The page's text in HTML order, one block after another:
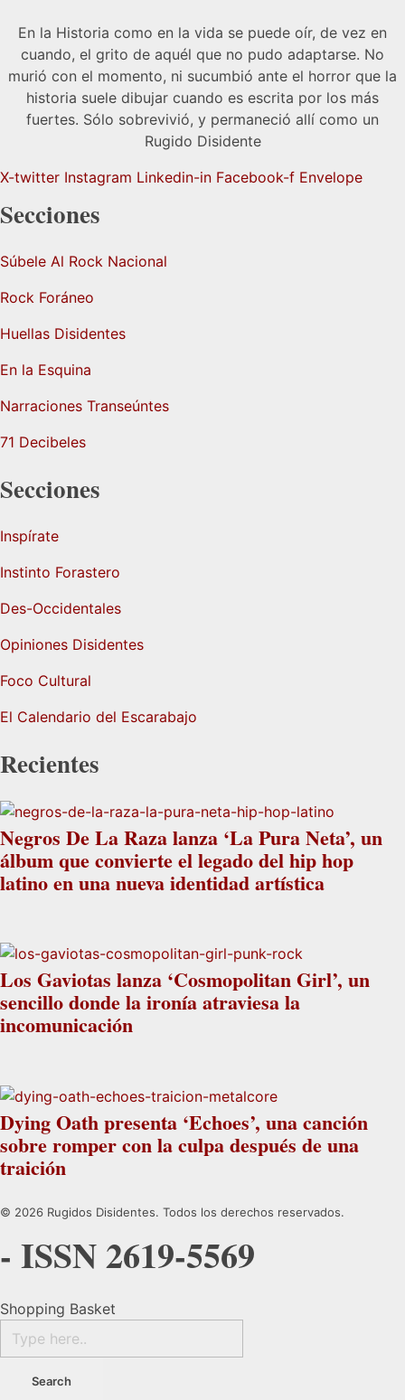
En la Historia como en la vida se puede oír, de vez en
cuando, el grito de aquél que no pudo adaptarse. No
murió con el momento, ni sucumbió ante el horror que la
historia suele dibujar cuando es escrita por los más
fuertes. Sólo sobrevivió, y permaneció allí como un
Rugido Disidente
X-twitter Instagram Linkedin-in Facebook-f Envelope
Secciones
Súbele Al Rock Nacional
Rock Foráneo
Huellas Disidentes
En la Esquina
Narraciones Transeúntes
71 Decibeles
Secciones
Inspírate
Instinto Forastero
Des-Occidentales
Opiniones Disidentes
Foco Cultural
El Calendario del Escarabajo
Recientes
Negros De La Raza lanza ‘La Pura Neta’, un
álbum que convierte el legado del hip hop
latino en una nueva identidad artística
Los Gaviotas lanza ‘Cosmopolitan Girl’, un
sencillo donde la ironía atraviesa la
incomunicación
Dying Oath presenta ‘Echoes’, una canción
sobre romper con la culpa después de una
traición
© 2026 Rugidos Disidentes. Todos los derechos reservados.
- ISSN 2619-5569
Shopping Basket